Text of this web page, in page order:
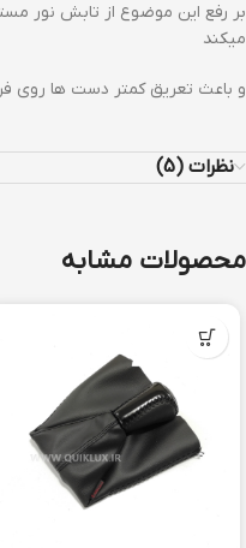
بر رفع این موضوع از تابش نور
میکند
و باعث تعریق کمتر دست ها روی
نظرات (5)
محصولات مشابه